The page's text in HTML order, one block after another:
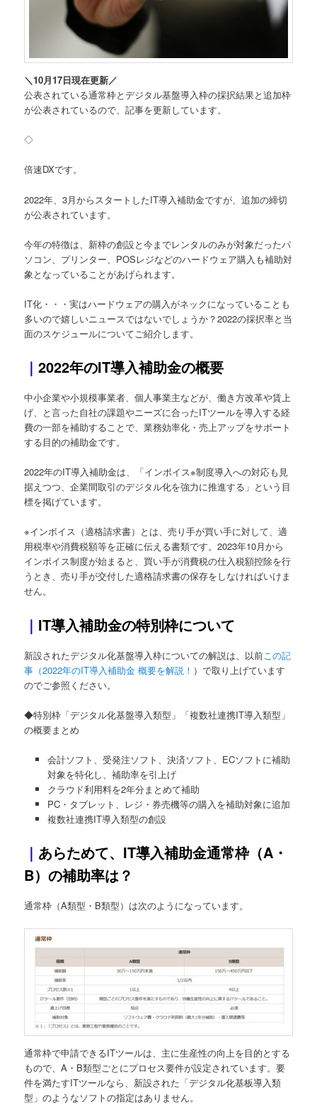
＼10月17日現在更新／
公表されている通常枠とデジタル基盤導入枠の採択結果と追加枠
が公表されているので、記事を更新しています。
◇
倍速DXです。
2022年、3月からスタートしたIT導入補助金ですが、追加の締切
が公表されています。
今年の特徴は、新枠の創設と今までレンタルのみが対象だったパ
ソコン、プリンター、POSレジなどのハードウェア購入も補助対
象となっていることがあげられます。
IT化・・・実はハードウェアの購入がネックになっていることも
多いので嬉しいニュースではないでしょうか？2022の採択率と当
面のスケジュールについてご紹介します。
｜2022年のIT導入補助金の概要
中小企業や小規模事業者、個人事業主などが、働き方改革や賃上
げ、と言った自社の課題やニーズに合ったITツールを導入する経
費の一部を補助することで、業務効率化・売上アップをサポート
する目的の補助金です。
2022年のIT導入補助金は、「インボイス※制度導入への対応も見
据えつつ、企業間取引のデジタル化を強力に推進する」という目
標を掲げています。
※インボイス（適格請求書）とは、売り手が買い手に対して、適
用税率や消費税額等を正確に伝える書類です。2023年10月から
インボイス制度が始まると、買い手が消費税の仕入税額控除を行
うとき、売り手が交付した適格請求書の保存をしなければいけま
せん。
｜ IT導入補助金の特別枠について
新設されたデジタル化基盤導入枠についての解説は、以前この記
事（2022年のIT導入補助金 概要を解説！ ）で取り上げています
のでご参照ください。
◆特別枠「デジタル化基盤導入類型」「複数社連携IT導入類型」
の概要まとめ
会計ソフト、受発注ソフト、決済ソフト、ECソフトに補助
対象を特化し、補助率を引上げ
クラウド利用料を2年分まとめて補助
PC・タブレット、レジ・券売機等の購入を補助対象に追加
複数社連携IT導入類型の創設
｜ あらためて、IT導入補助金通常枠（A・
B）の補助率は？
通常枠（A類型・B類型）は次のようになっています。
通常枠で申請できるITツールは、主に生産性の向上を目的とする
もので、A・B類型ごとにプロセス要件が設定されています。要
件を満たすITツールなら、新設された「デジタル化基板導入類
型」のようなソフトの指定はありません。